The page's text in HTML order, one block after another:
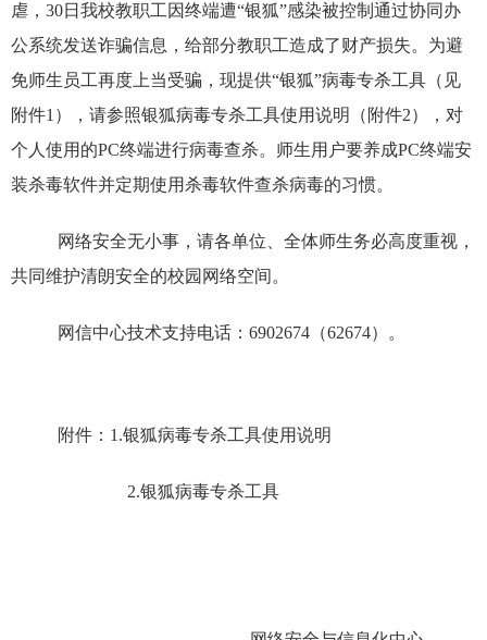
虐，30日我校教职工因终端遭“银狐”感染被控制通过协同办
公系统发送诈骗信息，给部分教职工造成了财产损失。为避
免师生员工再度上当受骗，现提供“银狐”病毒专杀工具（见
附件1），请参照银狐病毒专杀工具使用说明（附件2），对
个人使用的PC终端进行病毒查杀。师生用户要养成PC终端安
装杀毒软件并定期使用杀毒软件查杀病毒的习惯。
网络安全无小事，请各单位、全体师生务必高度重视，
共同维护清朗安全的校园网络空间。
网信中心技术支持电话：6902674（62674）。
附件：1.银狐病毒专杀工具使用说明
2.银狐病毒专杀工具